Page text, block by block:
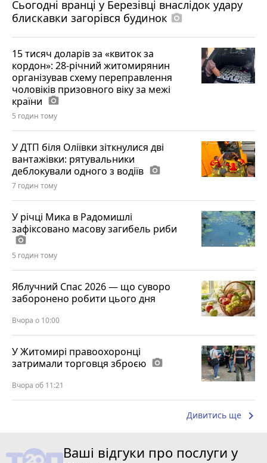
Сьогодні вранці у Березівці внаслідок удару
блискавки загорівся будинок photo_camera
15 тисяч доларів за «квиток за
кордон»: 28-річний житомирянин
організував схему переправлення
чоловіків призовного віку за межі
країни photo_camera
5 годин тому
У ДТП біля Оліївки зіткнулися дві
вантажівки: рятувальники
деблокували одного з водіїв photo_camera
7 годин тому
У річці Мика в Радомишлі
зафіксовано масову загибель риби
photo_camera
5 годин тому
Яблучний Спас 2026 — що суворо
заборонено робити цього дня
Вчора о 10:00
У Житомирі правоохоронці
затримали торговця зброєю photo_camera
Вчора об 11:21
Дивитись ще keyboard_arrow_right
Ваші відгуки про послуги у